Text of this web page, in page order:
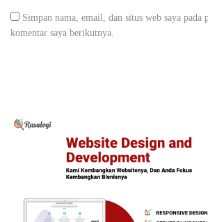
Simpan nama, email, dan situs web saya pada
komentar saya berikutnya.